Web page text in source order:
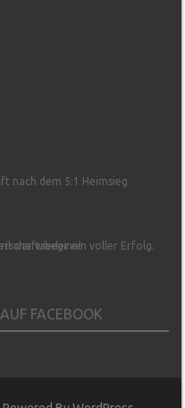
FACEBOOK